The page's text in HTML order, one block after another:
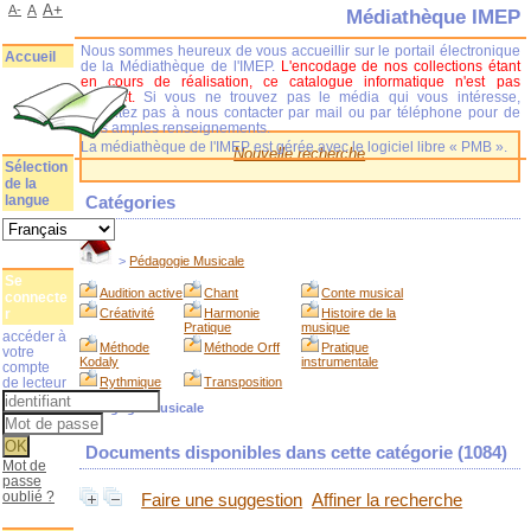
Nouvelle recherche
Catégories
>Pédagogie Musicale
Audition active Chant
Conte musical
Créativité
Harmonie
Pratique
Histoire de la
musique
Méthode
Kodaly
Méthode Orff
Pratique
instrumentale
Rythmique
Transposition
Pédagogie Musicale
Documents disponibles dans cette catégorie (1084)
Faire une suggestion Affiner la recherche
Médiathèque IMEP
Nous sommes heureux de vous accueillir sur le portail électronique
de la Médiathèque de l'IMEP. L'encodage de nos collections étant
en cours de réalisation, ce catalogue informatique n'est pas
complet.
Si vous ne trouvez pas le média qui vous intéresse,
n'hésitez pas à nous contacter par mail ou par téléphone pour de
plus amples renseignements.
La médiathèque de l'IMEP est gérée avec le logiciel libre « PMB ».
A- A A+
Accueil
Sélection
de la
langue
Se
connecte
r
accéder à
votre
compte
de lecteur
Mot de
passe
oublié ?